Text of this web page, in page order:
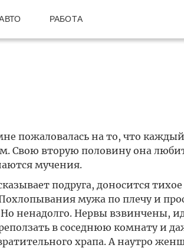
РАБОТА
пожаловалась на то, что
Свою вторую половину она
мучения.
подруга, доносится
мужа по плечу и
ненадолго. Нервы взвинчены,
в соседнюю комнату и
храпа. А наутро